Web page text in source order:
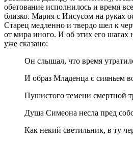
обетование исполнилось и время
близко. Мария с Иисусом на руках
Старец медленно и твердо шел к
от мира иного. И об этих его шагах
уже сказано:
Он слышал, что время
И образ Младенца с сияньем
Пушистого темени смертной
Душа Симеона несла пред
Как некий светильник, в ту